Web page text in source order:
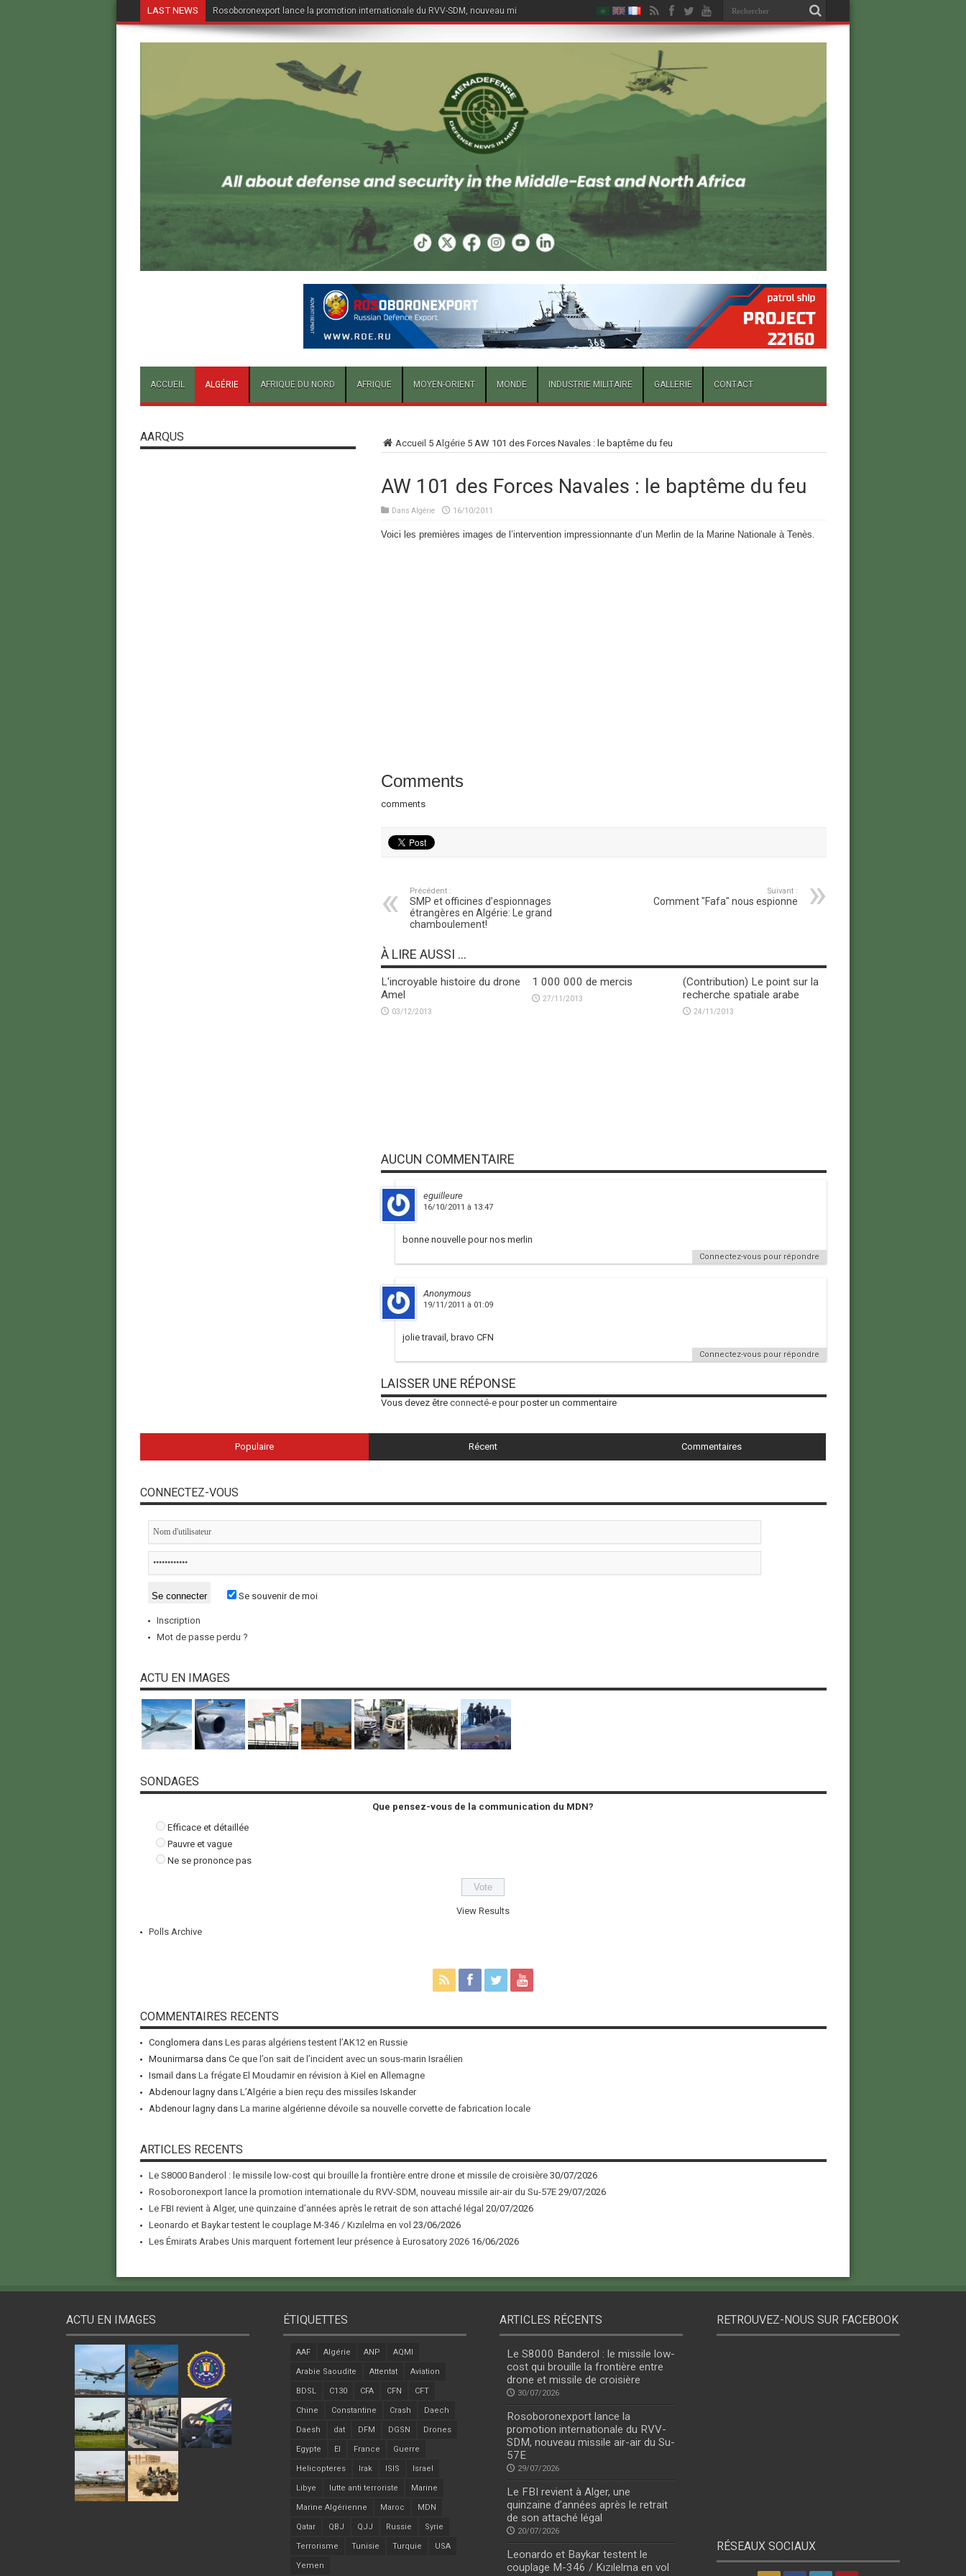
LAST NEWS Rosoboronexport lance la promotion internationale du RVV-SDM, nouveau missile air-air du Su-57E
ACCUEIL ALGÉRIE AFRIQUE DU NORD AFRIQUE MOYEN-ORIENT MONDE INDUSTRIE MILITAIRE GALLERIE CONTACT
Accueil 5 Algérie5 AW 101 des Forces Navales : le baptême du feu
AW 101 des Forces Navales : le baptême du feu
Dans Algérie 16/10/2011
Voici les premières images de l’intervention impressionnante d’un Merlin de la Marine Nationale à Tenès.
Comments
comments
Précédent :
SMP et officines d’espionnages
étrangères en Algérie: Le grand
chamboulement!
Suivant :
Comment "Fafa" nous espionne
À LIRE AUSSI ...
L'incroyable histoire du drone
Amel
03/12/2013
1 000 000 de mercis
27/11/2013
(Contribution) Le point sur la
recherche spatiale arabe
24/11/2013
AUCUN COMMENTAIRE
eguilleure
16/10/2011 à 13:47
bonne nouvelle pour nos merlin
Connectez-vous pour répondre
Anonymous
19/11/2011 à 01:09
jolie travail, bravo CFN
Connectez-vous pour répondre
LAISSER UNE RÉPONSE
Vous devez être connecté-epour poster un commentaire
AARQUS
Populaire Récent Commentaires
CONNECTEZ-VOUS
Se souvenir de moi
Inscription
Mot de passe perdu ?
ACTU EN IMAGES
SONDAGES
Que pensez-vous de la communication du MDN?
Efficace et détaillée
Pauvre et vague
Ne se prononce pas
View Results
Polls Archive
COMMENTAIRES RECENTS
Conglomera dans Les paras algériens testent l’AK12 en Russie
Mounirmarsa dans Ce que l’on sait de l’incident avec un sous-marin Israélien
Ismail dans La frégate El Moudamir en révision à Kiel en Allemagne
Abdenour lagnydans L’Algérie a bien reçu des missiles Iskander
Abdenour lagnydans La marine algérienne dévoile sa nouvelle corvette de fabrication locale
ARTICLES RECENTS
Le S8000 Banderol : le missile low-cost qui brouille la frontière entre drone et missile de croisière 30/07/2026
Rosoboronexport lance la promotion internationale du RVV-SDM, nouveau missile air-air du Su-57E 29/07/2026
Le FBI revient à Alger, une quinzaine d’années après le retrait de son attaché légal 20/07/2026
Leonardo et Baykar testent le couplage M-346 / Kızılelma en vol 23/06/2026
Les Émirats Arabes Unis marquent fortement leur présence à Eurosatory 2026 16/06/2026
ACTU EN IMAGES ÉTIQUETTES
AAF Algérie ANP AQMI
Arabie Saoudite Attentat Aviation
BDSL C130 CFA CFN CFT
Chine Constantine Crash Daech
Daesh dat DFM DGSN Drones
Egypte EI France Guerre
Helicopteres Irak ISIS Israel
Libye lutte anti terroriste Marine
Marine Algérienne Maroc MDN
Qatar QBJ QJJ Russie Syrie
Terrorisme Tunisie Turquie USA
Yemen
ARTICLES RÉCENTS
Le S8000 Banderol : le missile low-
cost qui brouille la frontière entre
drone et missile de croisière
30/07/2026
Rosoboronexport lance la
promotion internationale du RVV-
SDM, nouveau missile air-air du Su-
57E
29/07/2026
Le FBI revient à Alger, une
quinzaine d’années après le retrait
de son attaché légal
20/07/2026
Leonardo et Baykar testent le
couplage M-346 / Kızılelma en vol
RETROUVEZ-NOUS SUR FACEBOOK
RÉSEAUX SOCIAUX